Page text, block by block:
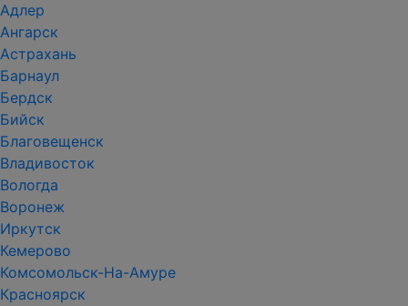
Адлер
Ангарск
Астрахань
Барнаул
Бердск
Бийск
Благовещенск
Владивосток
Вологда
Воронеж
Иркутск
Кемерово
Комсомольск-На-Амуре
Красноярск